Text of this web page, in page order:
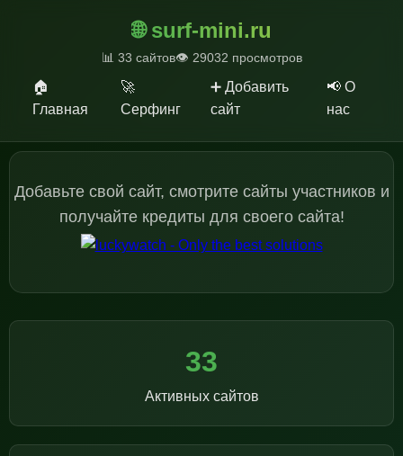
🌐 surf-mini.ru
🏠
Главная
🚀
Серфинг
➕ Добавить
сайт
📢 О
нас
📊 33 сайтов👁️ 29032 просмотров
Добавьте свой сайт, смотрите сайты участников и
получайте кредиты для своего сайта!
33
Активных сайтов